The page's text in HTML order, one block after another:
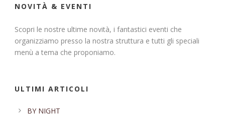
NOVITÀ & EVENTI
Scopri le nostre ultime novità, i fantastici eventi che
organizziamo presso la nostra struttura e tutti gli speciali
menù a tema che proponiamo.
ULTIMI ARTICOLI
BY NIGHT